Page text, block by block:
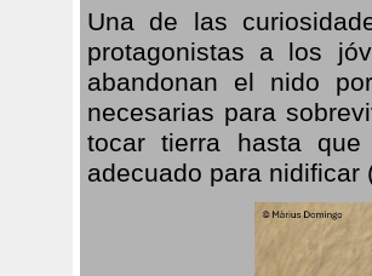
Una de las
protagonistas a los
abandonan el nido
necesarias para
tocar tierra hasta
adecuado para nidificar